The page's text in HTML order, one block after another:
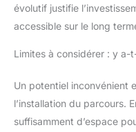
évolutif justifie
accessible sur le long
Limites à considérer : y a-
Un potentiel inconvénient
l’installation du parcours.
suffisamment d’espace